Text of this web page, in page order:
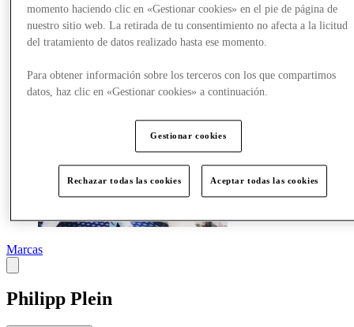
Más
Marcas
Philipp Plein
momento haciendo clic en «Gestionar cookies» en el pie de página de
nuestro sitio web. La retirada de tu consentimiento no afecta a la licitud
del tratamiento de datos realizado hasta ese momento.
Para obtener información sobre los terceros con los que compartimos
datos, haz clic en «Gestionar cookies» a continuación.
Gestionar cookies
Rechazar todas las cookies Aceptar todas las cookies